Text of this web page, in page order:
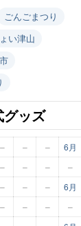
ごんごまつり
い津山
グッズ
– – –
6月
– – – –
– – –
6月
– – – –